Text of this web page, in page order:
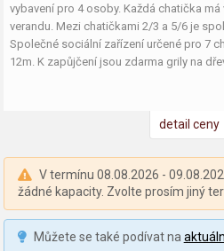
vybavení pro 4 osoby. Každá chatička
verandu. Mezi chatičkami 2/3 a 5/6 je
Společné sociální zařízení určené pro 7
12m. K zapůjčení jsou zdarma grily na
detail ceny
V termínu 08.08.2026 -
žádné kapacity. Zvolte prosím jiný
Můžete se také podívat na